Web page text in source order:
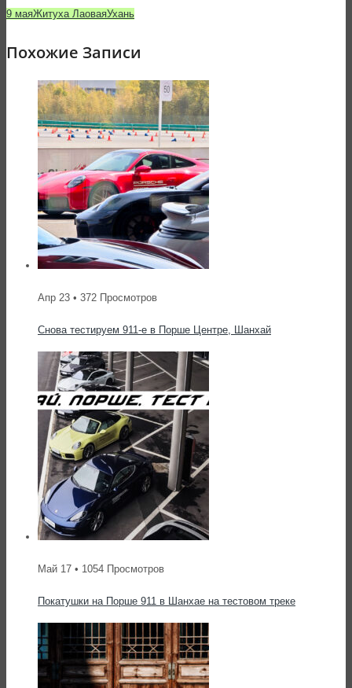
9 маяЖитуха ЛаоваяУхань
Похожие Записи
Апр 23 • 372 Просмотров
Снова тестируем 911-е в Порше Центре, Шанхай
Май 17 • 1054 Просмотров
Покатушки на Порше 911 в Шанхае на тестовом треке